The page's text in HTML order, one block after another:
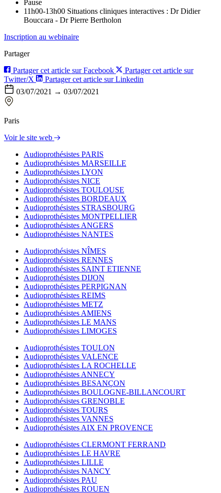
Pause
11h00-13h00 Situations cliniques interactives : Dr Didier
Bouccara - Dr Pierre Bertholon
Inscription au webinaire
Partager
Partager cet article sur Facebook
Partager cet article sur
Twitter/X
Partager cet article sur Linkedin
03/07/2021 → 03/07/2021
Paris
Voir le site web
Audioprothésistes PARIS
Audioprothésistes MARSEILLE
Audioprothésistes LYON
Audioprothésistes NICE
Audioprothésistes TOULOUSE
Audioprothésistes BORDEAUX
Audioprothésistes STRASBOURG
Audioprothésistes MONTPELLIER
Audioprothésistes ANGERS
Audioprothésistes NANTES
Audioprothésistes NÎMES
Audioprothésistes RENNES
Audioprothésistes SAINT ETIENNE
Audioprothésistes DIJON
Audioprothésistes PERPIGNAN
Audioprothésistes REIMS
Audioprothésistes METZ
Audioprothésistes AMIENS
Audioprothésistes LE MANS
Audioprothésistes LIMOGES
Audioprothésistes TOULON
Audioprothésistes VALENCE
Audioprothésistes LA ROCHELLE
Audioprothésistes ANNECY
Audioprothésistes BESANÇON
Audioprothésistes BOULOGNE-BILLANCOURT
Audioprothésistes GRENOBLE
Audioprothésistes TOURS
Audioprothésistes VANNES
Audioprothésistes AIX EN PROVENCE
Audioprothésistes CLERMONT FERRAND
Audioprothésistes LE HAVRE
Audioprothésistes LILLE
Audioprothésistes NANCY
Audioprothésistes PAU
Audioprothésistes ROUEN